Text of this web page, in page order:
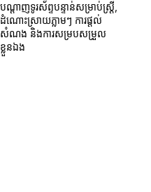
បណ្តាញទូរស័ព្ទបន្ទាន់សម្រាប់ស្ត្រី,
ដំណោះស្រាយភ្លាមៗ ការផ្តល់
សំណង និងការសម្របសម្រួល
ខ្លួនឯង